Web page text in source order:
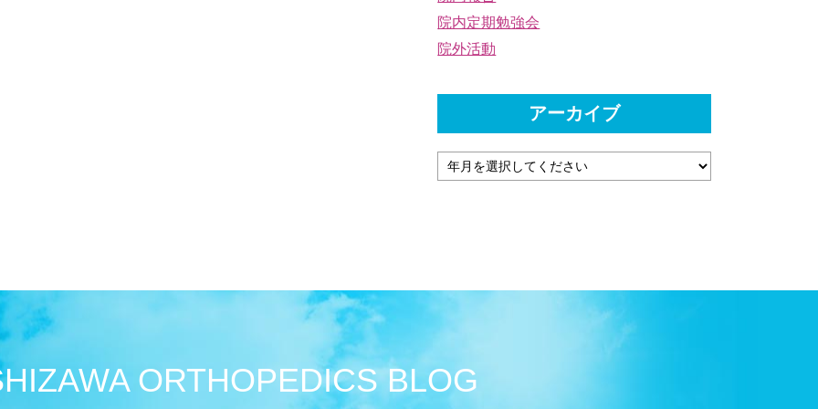
院内定期勉強会
院外活動
アーカイブ
ORTHOPEDICS BLOG